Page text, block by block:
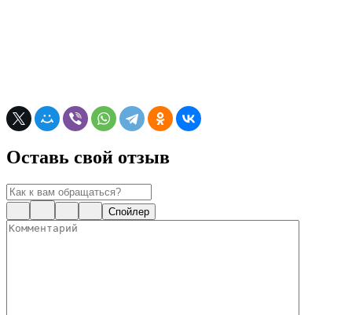
Оставь свой отзыв
Спойлер